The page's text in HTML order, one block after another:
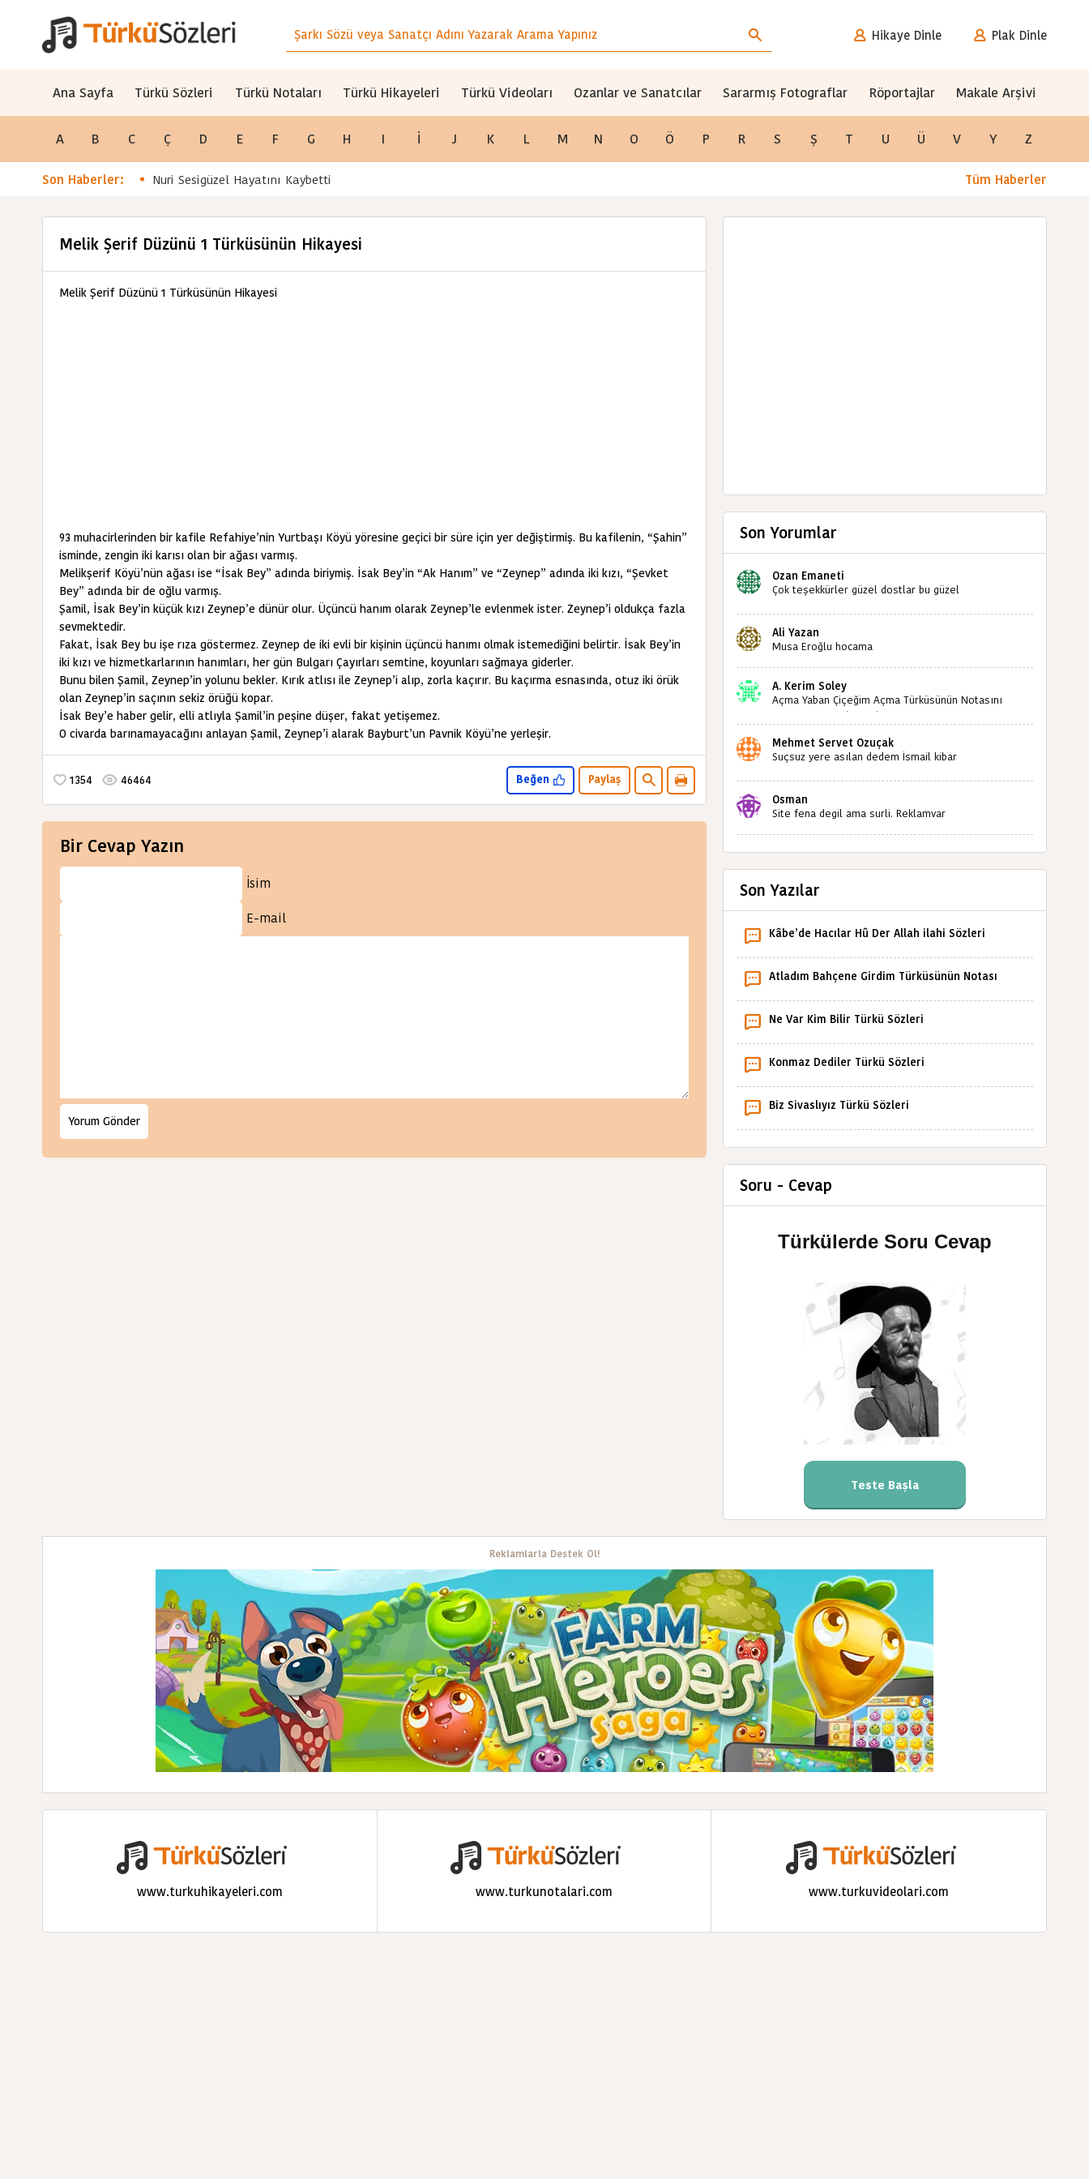
Hikaye Dinle Plak Dinle
Ana Sayfa Türkü Sözleri Türkü Notaları Türkü Hikayeleri Türkü Videoları Ozanlar ve Sanatcılar Sararmış Fotograflar Röportajlar Makale Arşivi
A B C Ç D E F G H I İ J K L M N O Ö P R S Ş T U Ü V Y Z
Son Haberler: Nuri Sesigüzel Hayatını Kaybetti Tüm Haberler
Melik Şerif Düzünü 1 Türküsünün Hikayesi
Melik Şerif Düzünü 1 Türküsünün Hikayesi
93 muhacirlerinden bir kafile Refahiye’nin Yurtbaşı Köyü yöresine geçici bir süre için yer değiştirmiş. Bu kafilenin, “Şahin”
isminde, zengin iki karısı olan bir ağası varmış.
Melikşerif Köyü’nün ağası ise “İsak Bey” adında biriymiş. İsak Bey’in “Ak Hanım” ve “Zeynep” adında iki kızı, “Şevket
Bey” adında bir de oğlu varmış.
Şamil, İsak Bey’in küçük kızı Zeynep’e dünür olur. Üçüncü hanım olarak Zeynep’le evlenmek ister. Zeynep’i oldukça fazla
sevmektedir.
Fakat, İsak Bey bu işe rıza göstermez. Zeynep de iki evli bir kişinin üçüncü hanımı olmak istemediğini belirtir. İsak Bey’in
iki kızı ve hizmetkarlarının hanımları, her gün Bulgarı Çayırları semtine, koyunları sağmaya giderler.
Bunu bilen Şamil, Zeynep’in yolunu bekler. Kırık atlısı ile Zeynep’i alıp, zorla kaçırır. Bu kaçırma esnasında, otuz iki örük
olan Zeynep’in saçının sekiz örüğü kopar.
İsak Bey’e haber gelir, elli atlıyla Şamil’in peşine düşer, fakat yetişemez.
O civarda barınamayacağını anlayan Şamil, Zeynep’i alarak Bayburt’un Pavnik Köyü’ne yerleşir.
1354 46464 Beğen Paylaş
Bir Cevap Yazın
İsim
E-mail
Son Yorumlar
Ozan Emaneti
Çok teşekkürler güzel dostlar bu güzel
sizlerin sayesinde türkülerimiz ölmeyecektir tekrar
teşekkürler saygılarımla
Ali Yazan
Musa Eroğlu hocama
A. Kerim Soley
Açma Yaban Çiçeğim Açma Türküsünün Notasını
Bulabilir miyiz ?İlginiz İçin Şimdiden Teşekkürler.
Mehmet Servet Özuçak
Suçsuz yere asılan dedem İsmail kibar
Osman
Site fena degil ama surli. Reklamvar
Son Yazılar
Kâbe’de Hacılar Hû Der Allah ilahi Sözleri
Atladım Bahçene Girdim Türküsünün Notası
Ne Var Kim Bilir Türkü Sözleri
Konmaz Dediler Türkü Sözleri
Biz Sivaslıyız Türkü Sözleri
Soru - Cevap
Türkülerde Soru Cevap
Teste Başla
Reklamlarla Destek Ol!
www.turkuhikayeleri.com www.turkunotalari.com www.turkuvideolari.com